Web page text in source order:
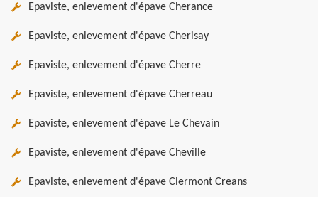
Epaviste, enlevement d'épave Cherance
Epaviste, enlevement d'épave Cherisay
Epaviste, enlevement d'épave Cherre
Epaviste, enlevement d'épave Cherreau
Epaviste, enlevement d'épave Le Chevain
Epaviste, enlevement d'épave Cheville
Epaviste, enlevement d'épave Clermont Creans